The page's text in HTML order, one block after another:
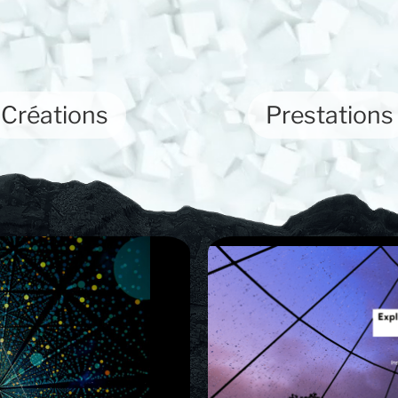
Créations Prestations